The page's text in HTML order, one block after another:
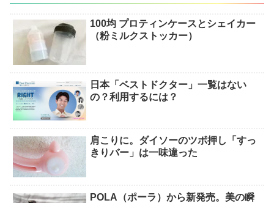
100均 プロティンケースとシェイカー
（粉ミルクストッカー）
日本「ベストドクター」一覧はない
の？利用するには？
肩こりに。ダイソーのツボ押し「すっ
きりバー」は一味違った
POLA（ポーラ）から新発売。美の瞬